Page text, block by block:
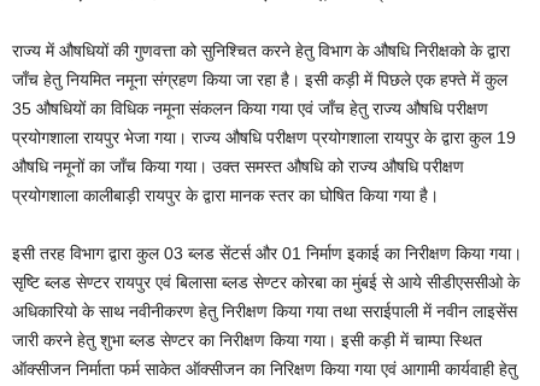
राज्य में औषधियों की गुणवत्ता को सुनिश्चित करने हेतु विभाग के औषधि निरीक्षको के द्वारा
जाँच हेतु नियमित नमूना संग्रहण किया जा रहा है। इसी कड़ी में पिछले एक हफ्ते में कुल
35 औषधियों का विधिक नमूना संकलन किया गया एवं जाँच हेतु राज्य औषधि परीक्षण
प्रयोगशाला रायपुर भेजा गया। राज्य औषधि परीक्षण प्रयोगशाला रायपुर के द्वारा कुल 19
औषधि नमूनों का जाँच किया गया। उक्त समस्त औषधि को राज्य औषधि परीक्षण
प्रयोगशाला कालीबाड़ी रायपुर के द्वारा मानक स्तर का घोषित किया गया है।
इसी तरह विभाग द्वारा कुल 03 ब्लड सेंटर्स और 01 निर्माण इकाई का निरीक्षण किया गया।
सृष्टि ब्लड सेण्टर रायपुर एवं बिलासा ब्लड सेण्टर कोरबा का मुंबई से आये सीडीएससीओ के
अधिकारियो के साथ नवीनीकरण हेतु निरीक्षण किया गया तथा सराईपाली में नवीन लाइसेंस
जारी करने हेतु शुभा ब्लड सेण्टर का निरीक्षण किया गया। इसी कड़ी में चाम्पा स्थित
ऑक्सीजन निर्माता फर्म साकेत ऑक्सीजन का निरिक्षण किया गया एवं आगामी कार्यवाही हेतु